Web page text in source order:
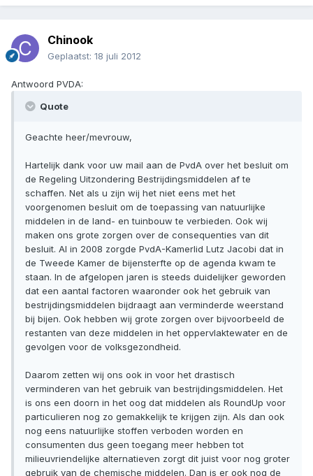
Chinook
Geplaatst: 18 juli 2012
Antwoord PVDA:
Quote
Geachte heer/mevrouw,
Hartelijk dank voor uw mail aan de PvdA over het besluit om
de Regeling Uitzondering Bestrijdingsmiddelen af te
schaffen. Net als u zijn wij het niet eens met het
voorgenomen besluit om de toepassing van natuurlijke
middelen in de land- en tuinbouw te verbieden. Ook wij
maken ons grote zorgen over de consequenties van dit
besluit. Al in 2008 zorgde PvdA-Kamerlid Lutz Jacobi dat in
de Tweede Kamer de bijensterfte op de agenda kwam te
staan. In de afgelopen jaren is steeds duidelijker geworden
dat een aantal factoren waaronder ook het gebruik van
bestrijdingsmiddelen bijdraagt aan verminderde weerstand
bij bijen. Ook hebben wij grote zorgen over bijvoorbeeld de
restanten van deze middelen in het oppervlaktewater en de
gevolgen voor de volksgezondheid.
Daarom zetten wij ons ook in voor het drastisch
verminderen van het gebruik van bestrijdingsmiddelen. Het
is ons een doorn in het oog dat middelen als RoundUp voor
particulieren nog zo gemakkelijk te krijgen zijn. Als dan ook
nog eens natuurlijke stoffen verboden worden en
consumenten dus geen toegang meer hebben tot
milieuvriendelijke alternatieven zorgt dit juist voor nog groter
gebruik van de chemische middelen. Dan is er ook nog de